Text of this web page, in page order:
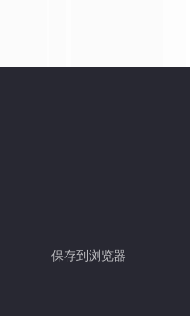
保存到浏览器